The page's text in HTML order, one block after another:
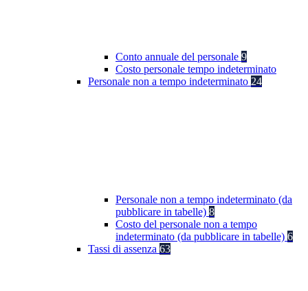
Conto annuale del personale 9
Costo personale tempo indeterminato
Personale non a tempo indeterminato 24
Personale non a tempo indeterminato (da
pubblicare in tabelle) 8
Costo del personale non a tempo
indeterminato (da pubblicare in tabelle) 6
Tassi di assenza 63